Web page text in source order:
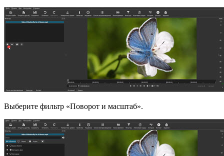
Выберите фильтр «Поворот и масштаб».